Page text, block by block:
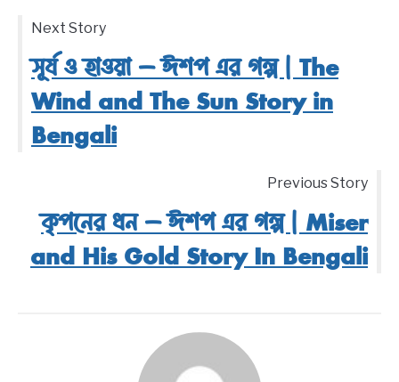
Next Story
সূর্য ও হাওয়া – ঈশপ এর গল্প | The
Wind and The Sun Story in
Bengali
Previous Story
কৃপনের ধন – ঈশপ এর গল্প | Miser
and His Gold Story In Bengali